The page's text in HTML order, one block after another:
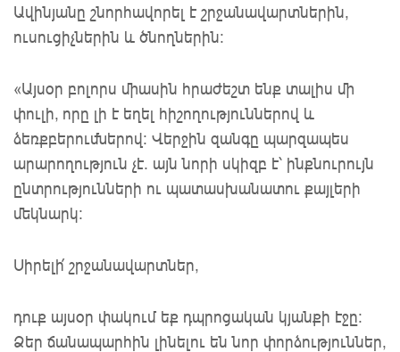
Ավինյանը շնորհավորել է շրջանավարտներին,
ուսուցիչներին և ծնողներին:
«Այսօր բոլորս միասին հրաժեշտ ենք տալիս մի
փուլի, որը լի է եղել հիշողություններով և
ձեռքբերումներով։ Վերջին զանգը պարզապես
արարողություն չէ. այն նորի սկիզբ է՝ ինքնուրույն
ընտրությունների ու պատասխանատու քայլերի
մեկնարկ։
Սիրելի՛ շրջանավարտներ,
դուք այսօր փակում եք դպրոցական կյանքի էջը։
Ձեր ճանապարհին լինելու են նոր փորձություններ,